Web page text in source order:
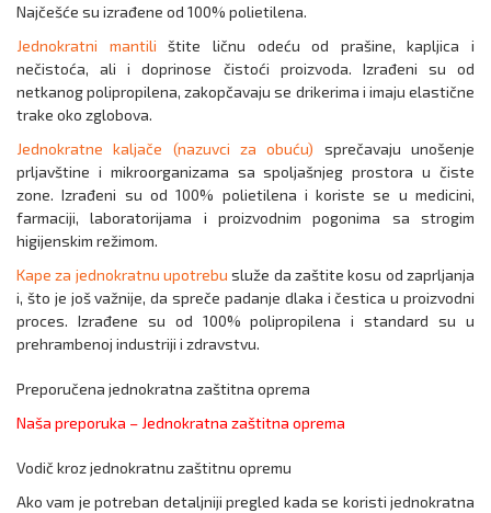
Najčešće su izrađene od 100% polietilena.
Jednokratni mantili štite ličnu odeću od prašine, kapljica i
nečistoća, ali i doprinose čistoći proizvoda. Izrađeni su od
netkanog polipropilena, zakopčavaju se drikerima i imaju elastične
trake oko zglobova.
Jednokratne kaljače (nazuvci za obuću) sprečavaju unošenje
prljavštine i mikroorganizama sa spoljašnjeg prostora u čiste
zone. Izrađeni su od 100% polietilena i koriste se u medicini,
farmaciji, laboratorijama i proizvodnim pogonima sa strogim
higijenskim režimom.
Kape za jednokratnu upotrebu služe da zaštite kosu od zaprljanja
i, što je još važnije, da spreče padanje dlaka i čestica u proizvodni
proces. Izrađene su od 100% polipropilena i standard su u
prehrambenoj industriji i zdravstvu.
Preporučena jednokratna zaštitna oprema
Naša preporuka – Jednokratna zaštitna oprema
Vodič kroz jednokratnu zaštitnu opremu
Ako vam je potreban detaljniji pregled kada se koristi jednokratna